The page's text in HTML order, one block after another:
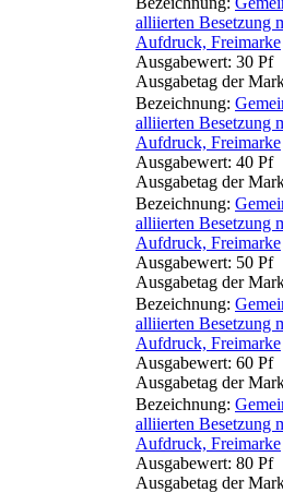
alliierten Besetzung
Aufdruck, Freimarke
Ausgabewert: 30 Pf
Ausgabetag der
Bezeichnung:
alliierten Besetzung
Aufdruck, Freimarke
Ausgabewert: 40 Pf
Ausgabetag der
Bezeichnung:
alliierten Besetzung
Aufdruck, Freimarke
Ausgabewert: 50 Pf
Ausgabetag der
Bezeichnung:
alliierten Besetzung
Aufdruck, Freimarke
Ausgabewert: 60 Pf
Ausgabetag der
Bezeichnung:
alliierten Besetzung
Aufdruck, Freimarke
Ausgabewert: 80 Pf
Ausgabetag der